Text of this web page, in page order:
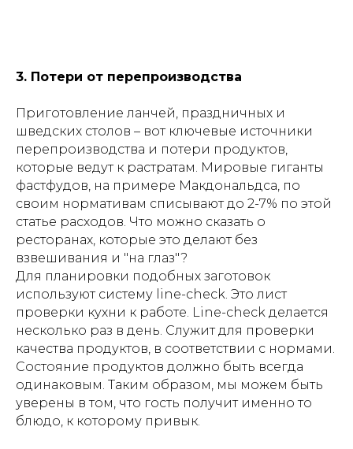
3. Потери от перепроизводства
Приготовление ланчей, праздничных и
шведских столов – вот ключевые источники
перепроизводства и потери продуктов,
которые ведут к растратам. Мировые гиганты
фастфудов, на примере Макдональдса, по
своим нормативам списывают до 2-7% по этой
статье расходов. Что можно сказать о
ресторанах, которые это делают без
взвешивания и "на глаз"?
Для планировки подобных заготовок
используют систему line-check. Это лист
проверки кухни к работе. Line-check делается
несколько раз в день. Служит для проверки
качества продуктов, в соответствии с нормами.
Состояние продуктов должно быть всегда
одинаковым. Таким образом, мы можем быть
уверены в том, что гость получит именно то
блюдо, к которому привык.